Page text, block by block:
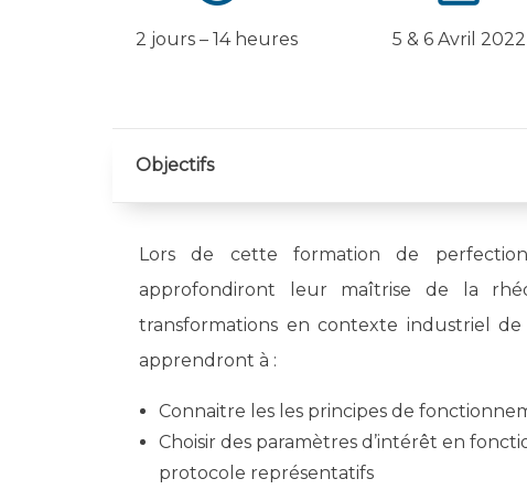
2 jours – 14 heures 5 & 6 Avril 2022
Objectifs
Lors de cette formation de
approfondiront leur maîtrise de la
transformations en contexte industriel
apprendront à :
Connaitre les les principes de
Choisir des paramètres d’intérêt en
protocole représentatifs